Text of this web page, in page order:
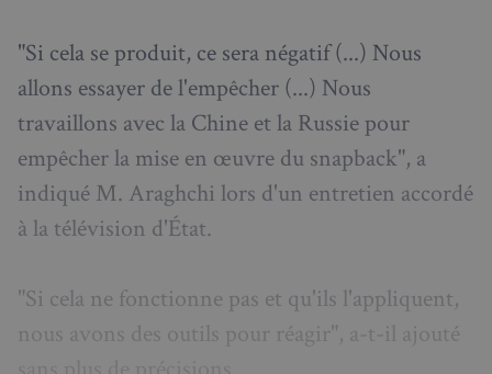
"Si cela se produit, ce sera négatif (...) Nous
allons essayer de l'empêcher (...) Nous
travaillons avec la Chine et la Russie pour
empêcher la mise en œuvre du snapback", a
indiqué M. Araghchi lors d'un entretien accordé
à la télévision d'État.
"Si cela ne fonctionne pas et qu'ils l'appliquent,
nous avons des outils pour réagir", a-t-il ajouté